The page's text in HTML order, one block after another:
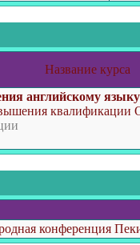
Название курса
английскому языку
квалификации
конференция